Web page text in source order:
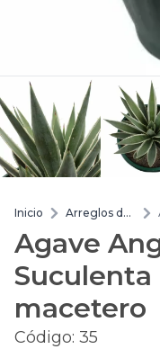
Inicio
Arreglos de
Agave
macetero
Código: 35